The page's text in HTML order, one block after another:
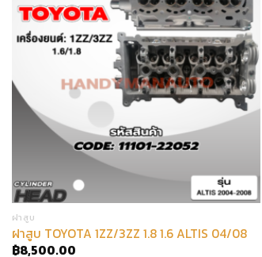
ฝาสูบ
ฝาสูบ TOYOTA 1ZZ/3ZZ 1.8 1.6 ALTIS 04/08
฿8,500.00